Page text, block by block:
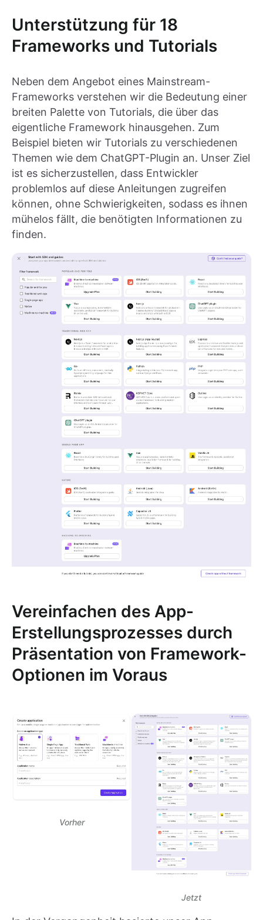
Unterstützung für 18
Frameworks und Tutorials
Neben dem Angebot eines Mainstream-
Frameworks verstehen wir die Bedeutung einer
breiten Palette von Tutorials, die über das
eigentliche Framework hinausgehen. Zum
Beispiel bieten wir Tutorials zu verschiedenen
Themen wie dem ChatGPT-Plugin an. Unser Ziel
ist es sicherzustellen, dass Entwickler
problemlos auf diese Anleitungen zugreifen
können, ohne Schwierigkeiten, sodass es ihnen
mühelos fällt, die benötigten Informationen zu
finden.
Vereinfachen des App-
Erstellungsprozesses durch
Präsentation von Framework-
Optionen im Voraus
Vorher
Jetzt